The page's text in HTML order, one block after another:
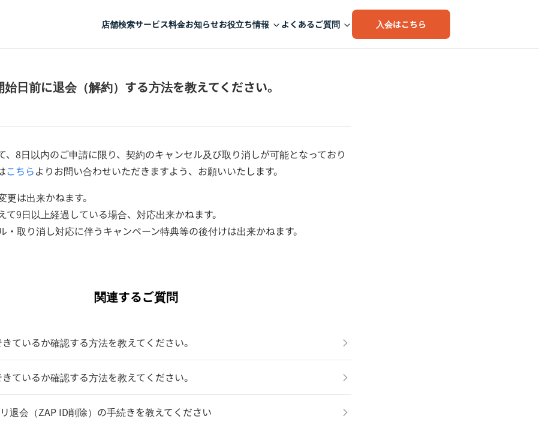
店舗検索サービス料金お知らせお役立ち情報 よくあるご質問 入会はこちら
始日前に退会（解約）する方法を教えてください。
、8日以内のご申請に限り、契約のキャンセル及び取り消しが可能となっており
こちらよりお問い合わせいただきますよう、お願いいたします。
は出来かねます。
9日以上経過している場合、対応出来かねます。
取り消し対応に伴うキャンペーン特典等の後付けは出来かねます。
関連するご質問
きているか確認する方法を教えてください。
きているか確認する方法を教えてください。
退会（ZAP ID削除）の手続きを教えてください